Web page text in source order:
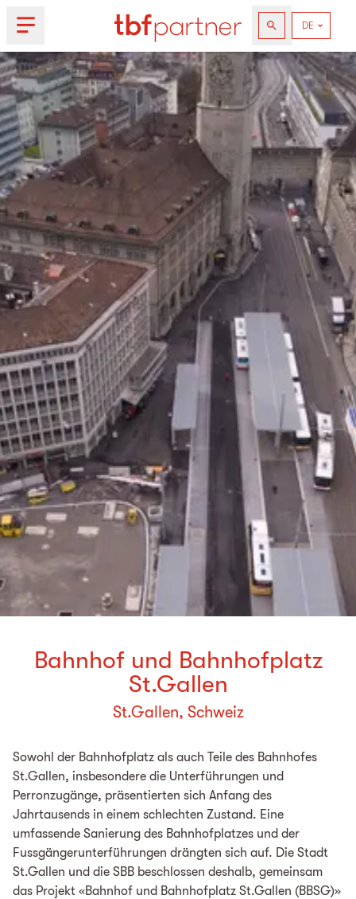
Bahnhof und Bahnhofplatz
St.Gallen
St.Gallen, Schweiz
Sowohl der Bahnhofplatz als auch Teile des Bahnhofes
St.Gallen, insbesondere die Unterführungen und
Perronzugänge, präsentierten sich Anfang des
Jahrtausends in einem schlechten Zustand. Eine
umfassende Sanierung des Bahnhofplatzes und der
Fussgängerunterführungen drängten sich auf. Die Stadt
St.Gallen und die SBB beschlossen deshalb, gemeinsam
das Projekt «Bahnhof und Bahnhofplatz St.Gallen (BBSG)»